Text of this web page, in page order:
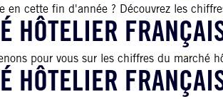
cette fin d'année ? Découvrez les
HÔTELIER
pour vous sur les chiffres du marché
HÔTELIER